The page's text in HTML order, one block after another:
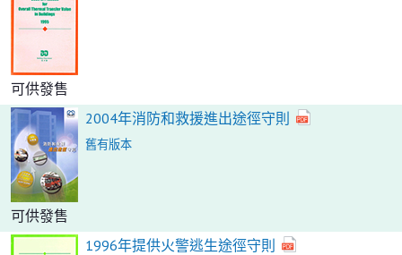
可供發售
2004年消防和救援進出途徑守則
舊有版本
可供發售
1996年提供火警逃生途徑守則